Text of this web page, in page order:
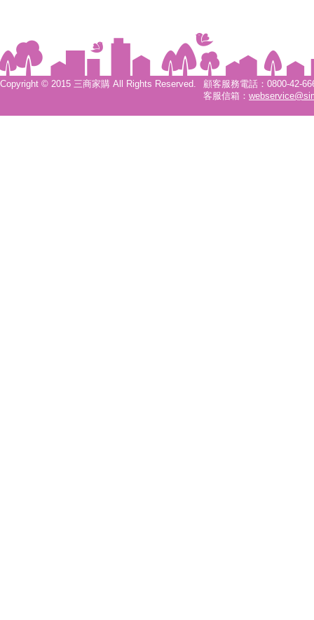
Copyright © 2015 三商家購 All Rights Reserved.
顧客服務電話：0800-42-
客服信箱：